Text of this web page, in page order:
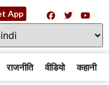
App
राजनीति वीडियो कहानी